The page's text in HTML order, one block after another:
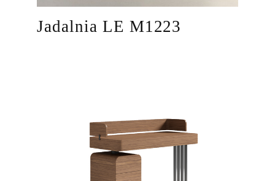
Jadalnia LE M1223